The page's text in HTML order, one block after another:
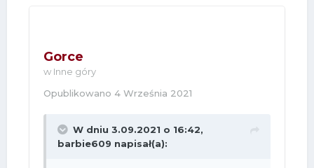
Gorce
w Inne góry
Opublikowano 4 Września 2021
W dniu 3.09.2021 o 16:42,
barbie609 napisał(a):